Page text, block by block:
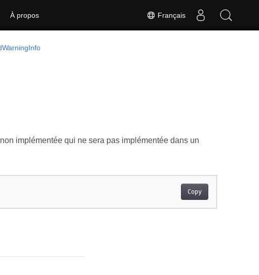
Français
À propos
implémentée qui ne sera pas implémentée dans un
Copy